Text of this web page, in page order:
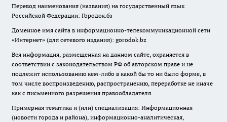
Перевод наименования (названия) на государственный язык
Российской Федерации: Городок.бз
Доменное имя сайта в информационно-телекоммуникационной сети
«Интернет» (для сетевого издания): gorodok.bz
Вся информация, размещенная на данном сайте, охраняется в
соответствии с законодательством РФ об авторском праве и не
подлежит использованию кем-либо в какой бы то ни было форме, в
том числе воспроизведению, распространению, переработке не иначе
как с письменного разрешения правообладателя.
Примерная тематика и (или) специализация: Информационная
(новости города и района), информационно-аналитическая,